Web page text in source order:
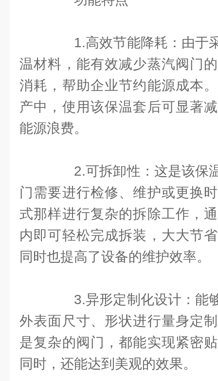
1.高效节能降耗：由于
温材料，能有效减少蒸汽阀门
消耗，帮助企业节约能源成本
产中，使用该保温套后可显著
能源浪费。
2.可拆卸性：这是该保
门需要进行检修、维护或更换
式那样进行复杂的拆除工作，
内即可轻松完成拆装，大大节
同时也提高了设备的维护效率。
3.异形定制化设计：能
外表面尺寸、形状进行量身定
是复杂的阀门，都能实现紧密
同时，还能达到美观的效果。